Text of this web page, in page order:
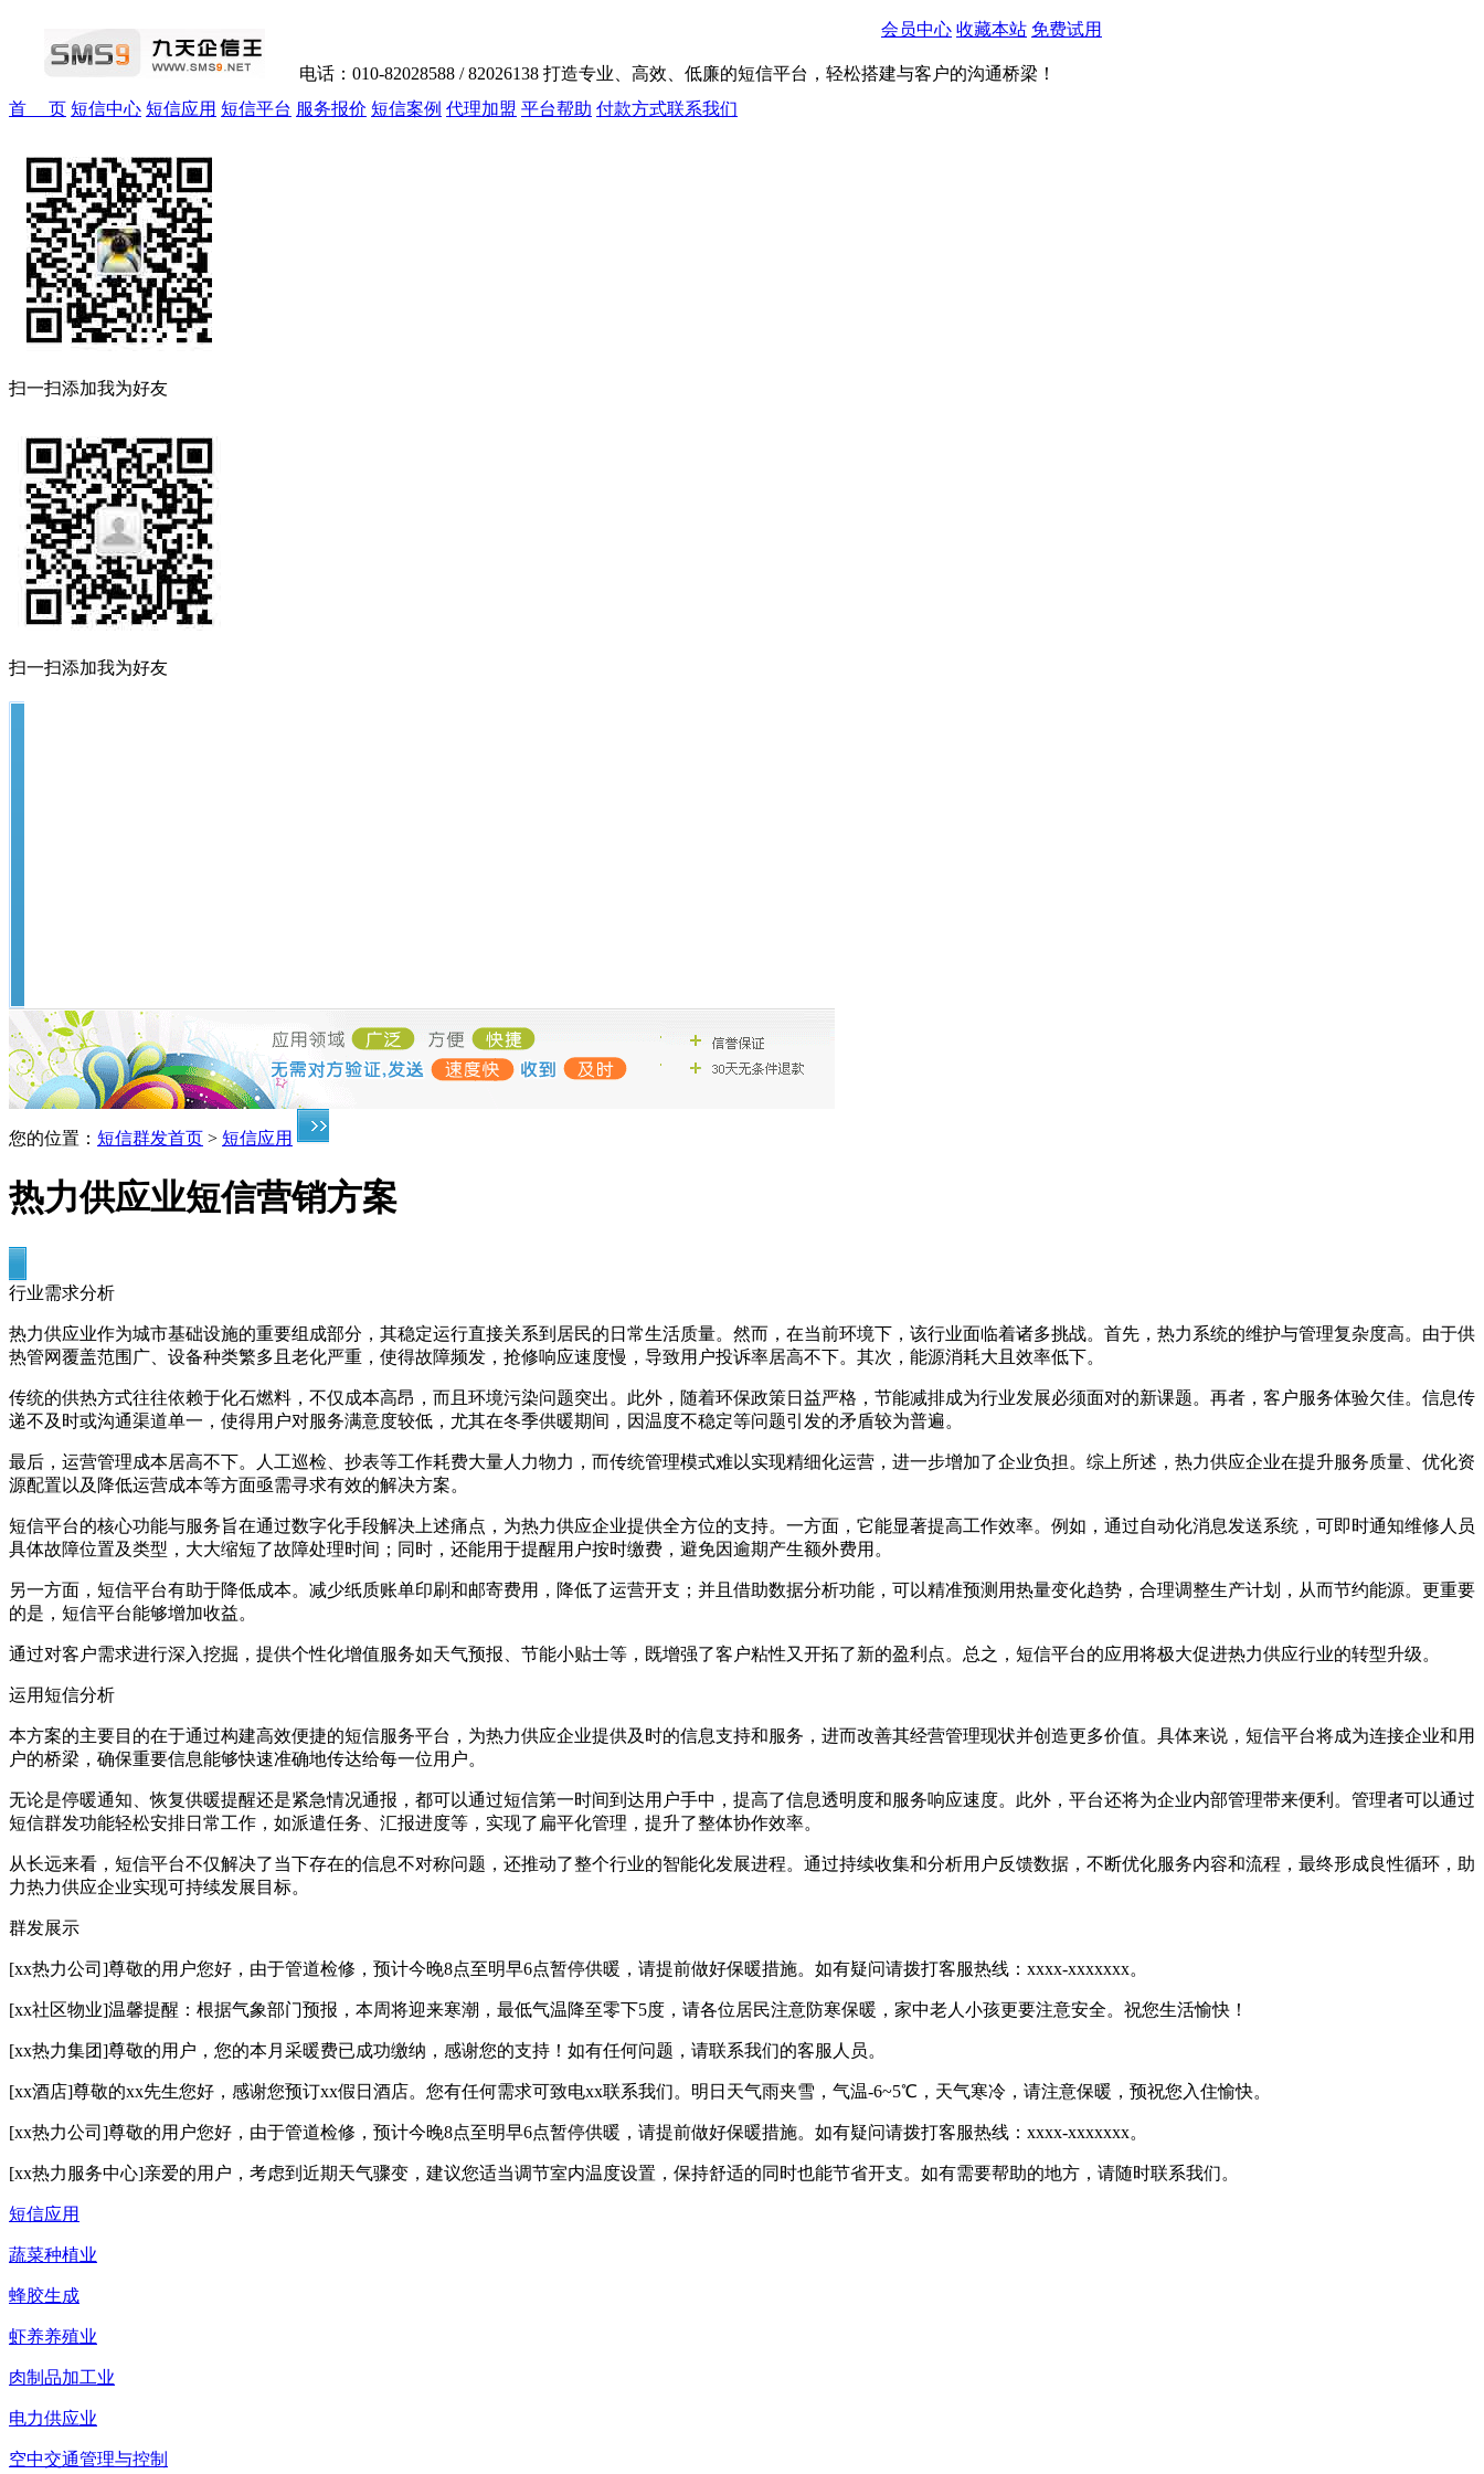
会员中心 收藏本站 免费试用
电话：010-82028588 / 82026138 打造专业、高效、低廉的短信平台，轻松搭建与客户的沟通桥梁！
首 页 短信中心 短信应用 短信平台 服务报价 短信案例 代理加盟 平台帮助 付款方式联系我们
扫一扫添加我为好友
扫一扫添加我为好友
您的位置： 短信群发首页 > 短信应用
热力供应业短信营销方案
行业需求分析
热力供应业作为城市基础设施的重要组成部分，其稳定运行直接关系到居民的日常生活质量。然而，在当前环境下，该行业面临着诸多挑战。首先，热力系统的维护与管理复杂度高。由于供
热管网覆盖范围广、设备种类繁多且老化严重，使得故障频发，抢修响应速度慢，导致用户投诉率居高不下。其次，能源消耗大且效率低下。
传统的供热方式往往依赖于化石燃料，不仅成本高昂，而且环境污染问题突出。此外，随着环保政策日益严格，节能减排成为行业发展必须面对的新课题。再者，客户服务体验欠佳。信息传
递不及时或沟通渠道单一，使得用户对服务满意度较低，尤其在冬季供暖期间，因温度不稳定等问题引发的矛盾较为普遍。
最后，运营管理成本居高不下。人工巡检、抄表等工作耗费大量人力物力，而传统管理模式难以实现精细化运营，进一步增加了企业负担。综上所述，热力供应企业在提升服务质量、优化资
源配置以及降低运营成本等方面亟需寻求有效的解决方案。
短信平台的核心功能与服务旨在通过数字化手段解决上述痛点，为热力供应企业提供全方位的支持。一方面，它能显著提高工作效率。例如，通过自动化消息发送系统，可即时通知维修人员
具体故障位置及类型，大大缩短了故障处理时间；同时，还能用于提醒用户按时缴费，避免因逾期产生额外费用。
另一方面，短信平台有助于降低成本。减少纸质账单印刷和邮寄费用，降低了运营开支；并且借助数据分析功能，可以精准预测用热量变化趋势，合理调整生产计划，从而节约能源。更重要
的是，短信平台能够增加收益。
通过对客户需求进行深入挖掘，提供个性化增值服务如天气预报、节能小贴士等，既增强了客户粘性又开拓了新的盈利点。总之，短信平台的应用将极大促进热力供应行业的转型升级。
运用短信分析
本方案的主要目的在于通过构建高效便捷的短信服务平台，为热力供应企业提供及时的信息支持和服务，进而改善其经营管理现状并创造更多价值。具体来说，短信平台将成为连接企业和用
户的桥梁，确保重要信息能够快速准确地传达给每一位用户。
无论是停暖通知、恢复供暖提醒还是紧急情况通报，都可以通过短信第一时间到达用户手中，提高了信息透明度和服务响应速度。此外，平台还将为企业内部管理带来便利。管理者可以通过
短信群发功能轻松安排日常工作，如派遣任务、汇报进度等，实现了扁平化管理，提升了整体协作效率。
从长远来看，短信平台不仅解决了当下存在的信息不对称问题，还推动了整个行业的智能化发展进程。通过持续收集和分析用户反馈数据，不断优化服务内容和流程，最终形成良性循环，助
力热力供应企业实现可持续发展目标。
群发展示
[xx热力公司]尊敬的用户您好，由于管道检修，预计今晚8点至明早6点暂停供暖，请提前做好保暖措施。如有疑问请拨打客服热线：xxxx-xxxxxxx。
[xx社区物业]温馨提醒：根据气象部门预报，本周将迎来寒潮，最低气温降至零下5度，请各位居民注意防寒保暖，家中老人小孩更要注意安全。祝您生活愉快！
[xx热力集团]尊敬的用户，您的本月采暖费已成功缴纳，感谢您的支持！如有任何问题，请联系我们的客服人员。
[xx酒店]尊敬的xx先生您好，感谢您预订xx假日酒店。您有任何需求可致电xx联系我们。明日天气雨夹雪，气温-6~5℃，天气寒冷，请注意保暖，预祝您入住愉快。
[xx热力公司]尊敬的用户您好，由于管道检修，预计今晚8点至明早6点暂停供暖，请提前做好保暖措施。如有疑问请拨打客服热线：xxxx-xxxxxxx。
[xx热力服务中心]亲爱的用户，考虑到近期天气骤变，建议您适当调节室内温度设置，保持舒适的同时也能节省开支。如有需要帮助的地方，请随时联系我们。
短信应用
蔬菜种植业
蜂胶生成
虾养养殖业
肉制品加工业
电力供应业
空中交通管理与控制